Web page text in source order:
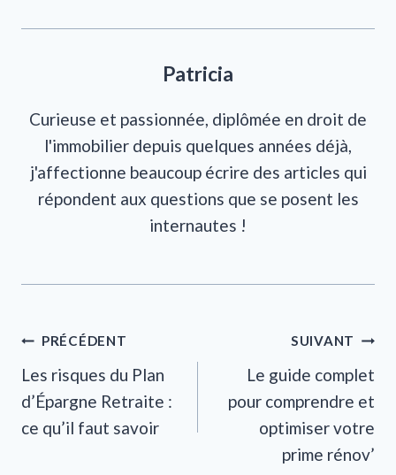
Patricia
Curieuse et passionnée, diplômée en droit de
l'immobilier depuis quelques années déjà,
j'affectionne beaucoup écrire des articles qui
répondent aux questions que se posent les
internautes !
Navigation
de
l’article
PRÉCÉDENT
Les risques du Plan
d’Épargne Retraite :
ce qu’il faut savoir
SUIVANT
Le guide complet
pour comprendre et
optimiser votre
prime rénov’